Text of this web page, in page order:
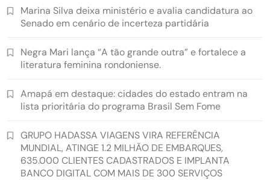
Marina Silva deixa ministério e avalia candidatura ao
Senado em cenário de incerteza partidária
Negra Mari lança “A tão grande outra” e fortalece a
literatura feminina rondoniense.
Amapá em destaque: cidades do estado entram na
lista prioritária do programa Brasil Sem Fome
GRUPO HADASSA VIAGENS VIRA REFERÊNCIA
MUNDIAL, ATINGE 1.2 MILHÃO DE EMBARQUES,
635.000 CLIENTES CADASTRADOS E IMPLANTA
BANCO DIGITAL COM MAIS DE 300 SERVIÇOS